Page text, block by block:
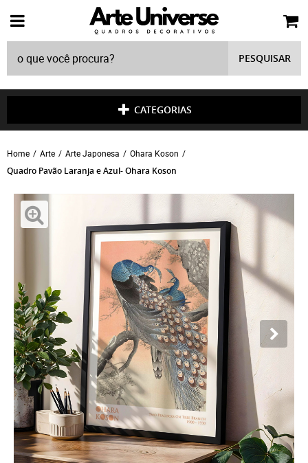
PESQUISAR
CATEGORIAS
Home Arte Arte Japonesa Ohara Koson
Quadro Pavão Laranja e Azul- Ohara Koson